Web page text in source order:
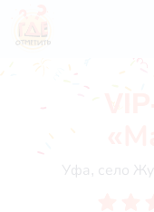
Уфа, село